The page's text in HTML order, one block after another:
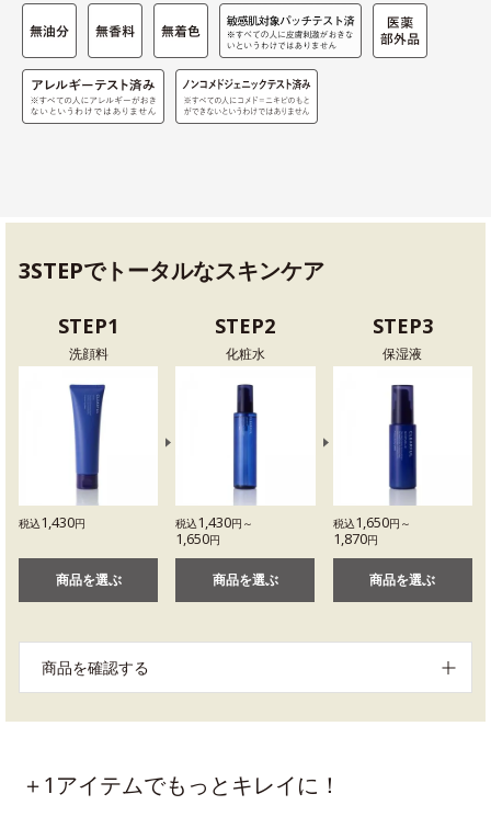
3STEPでトータルなスキンケア
STEP1
洗顔料
税込1,430円
商品を選ぶ
STEP2
化粧水
税込1,430円～
1,650円
商品を選ぶ
STEP3
保湿液
税込1,650円～
1,870円
商品を選ぶ
商品を確認する
＋1アイテムでもっとキレイに！